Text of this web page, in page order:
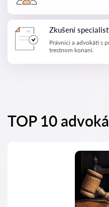
Zkušení
Právnici a advokáti s
trestnom konaní.
TOP 10